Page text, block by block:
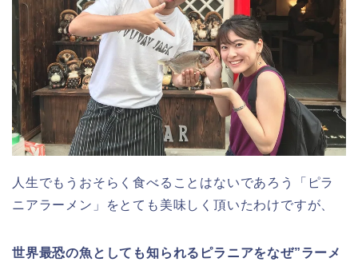
人生でもうおそらく食べることはないであろう「ピラ
ニアラーメン」をとても美味しく頂いたわけですが、
世界最恐の魚としても知られるピラニアをなぜ”ラーメ